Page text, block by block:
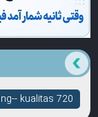
kualitas 720